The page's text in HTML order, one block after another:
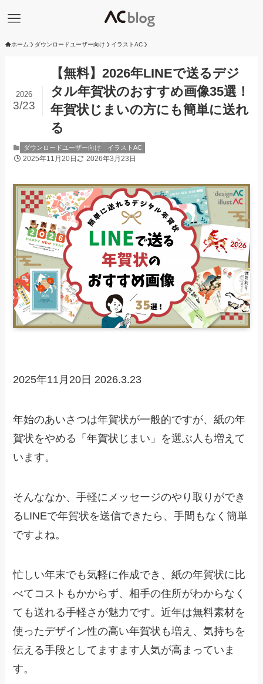
ホーム ダウンロードユーザー向け イラストAC
【無料】2026年LINEで送るデジ
タル年賀状のおすすめ画像35選！
年賀状じまいの方にも簡単に送れ
る
2026
3/23
ダウンロードユーザー向け イラストAC
2025年11月20日 2026年3月23日
2025年11月20日 2026.3.23
年始のあいさつは年賀状が一般的ですが、紙の年
賀状をやめる「年賀状じまい」を選ぶ人も増えて
います。
そんななか、手軽にメッセージのやり取りができ
るLINEで年賀状を送信できたら、手間もなく簡単
ですよね。
忙しい年末でも気軽に作成でき、紙の年賀状に比
べてコストもかからず、相手の住所がわからなく
ても送れる手軽さが魅力です。近年は無料素材を
使ったデザイン性の高い年賀状も増え、気持ちを
伝える手段としてますます人気が高まっていま
す。